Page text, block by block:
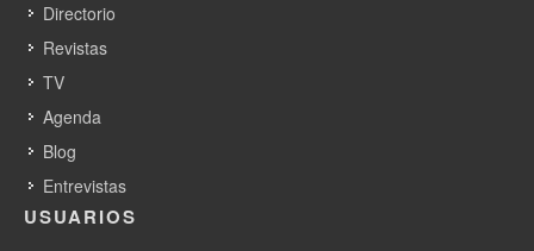
La planta papelera de Stora Enso
Directorio
Revistas
TV
Agenda
Blog
Entrevistas
USUARIOS